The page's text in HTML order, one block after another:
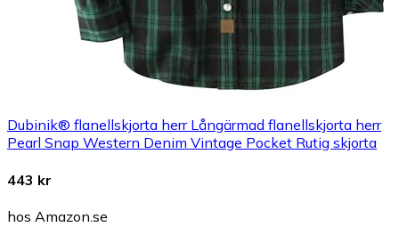
Dubinik® flanellskjorta herr Långärmad flanellskjorta herr
Pearl Snap Western Denim Vintage Pocket Rutig skjorta
443 kr
hos Amazon.se